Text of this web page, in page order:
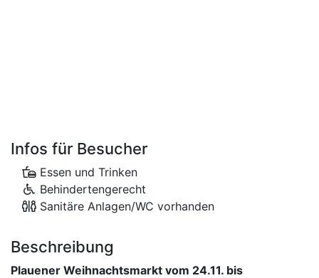
Infos für Besucher
Essen und Trinken
Behindertengerecht
Sanitäre Anlagen/WC vorhanden
Beschreibung
Plauener Weihnachtsmarkt vom 24.11. bis